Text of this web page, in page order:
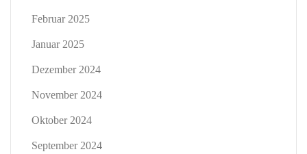
Februar 2025
Januar 2025
Dezember 2024
November 2024
Oktober 2024
September 2024